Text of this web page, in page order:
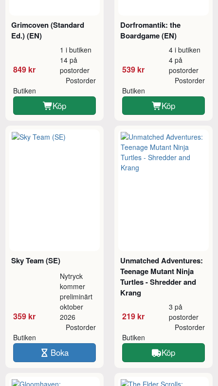
Grimcoven (Standard
Ed.) (EN)
849 kr
1 i butiken
14 på
postorder
Butiken
Postorder
Köp
Dorfromantik: the
Boardgame (EN)
539 kr
4 i butiken
4 på
postorder
Butiken
Postorder
Köp
Sky Team (SE)
359 kr
Nytryck
kommer
preliminärt
oktober
2026
Butiken
Postorder
Boka
Unmatched Adventures:
Teenage Mutant Ninja
Turtles - Shredder and
Krang
219 kr
3 på
postorder
Butiken
Postorder
Köp